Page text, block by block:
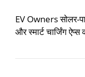
EV Owners सोलर-
और स्मार्ट चार्जिंग